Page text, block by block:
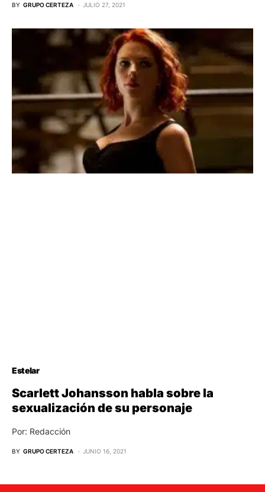
BY GRUPO CERTEZA JULIO 27, 2021
Estelar
Scarlett Johansson habla sobre la
sexualización de su personaje
Por: Redacción
BY GRUPO CERTEZA JUNIO 16, 2021